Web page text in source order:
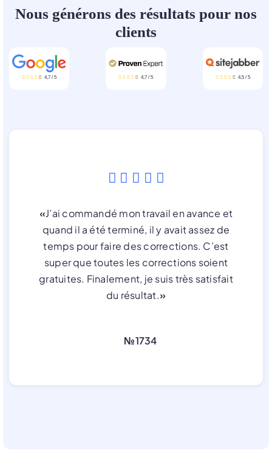
Nous générons des résultats pour nos
clients
4,7 /5 4,7 /5 4,5/ 5
«J’ai commandé mon travail en avance et
quand il a été terminé, il y avait assez de
temps pour faire des corrections. C’est
super que toutes les corrections soient
gratuites. Finalement, je suis très satisfait
du résultat.»
№1734